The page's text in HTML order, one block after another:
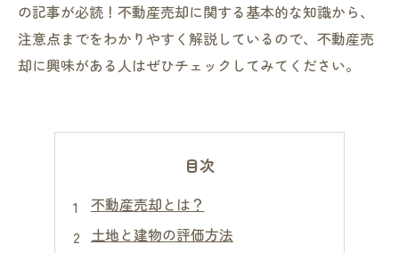
の記事が必読！不動産売却に関する基本的な知識から、
注意点までをわかりやすく解説しているので、不動産売
却に興味がある人はぜひチェックしてみてください。
目次
不動産売却とは？
土地と建物の評価方法